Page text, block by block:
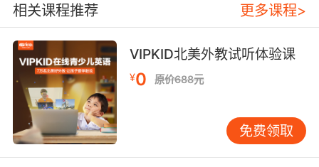
从“泛听”转向“精学”。此时，兴趣与系统学习应有
机结合。一方面，保持日常接触，如每周看一部
适龄英文电影、订阅英文儿童杂志；另一方面，
有意识地培养词汇积累与基础语法意识。需避免
一个常见误区：孤立背诵单词表。许多孩子能熟
背单词，却在阅读中认不出、写作时用不上。有
效的词汇学习应是“场景化”的。例如学“rain”一
词，不要只机械重复“r-a-i-n，雨”，而是将其放
入句子：“It’srainingoutside.”（外面正在下
相关课程推荐 更多课程>
VIPKID北美外教试听体验课
¥0 原价688元
免费领取